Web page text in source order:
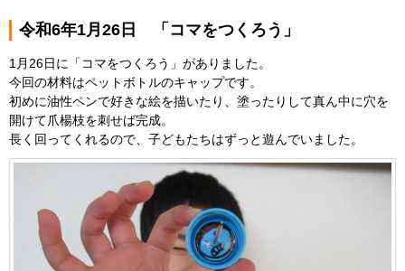
令和6年1月26日 「コマをつくろう」
1月26日に「コマをつくろう」がありました。
今回の材料はペットボトルのキャップです。
初めに油性ペンで好きな絵を描いたり、塗ったりして真ん中に穴を
開けて爪楊枝を刺せば完成。
長く回ってくれるので、子どもたちはずっと遊んでいました。